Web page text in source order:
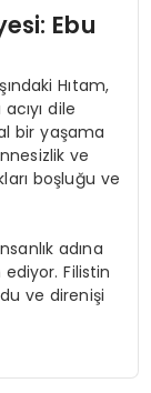
Ebu
Hıtam,
dile
bir yaşama
ve
boşluğu ve
adına
Filistin
ve direnişi